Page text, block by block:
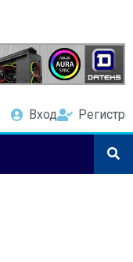
Вход Регистр